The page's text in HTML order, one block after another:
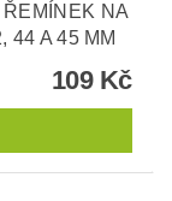
NA
44 A 45 MM
109 Kč